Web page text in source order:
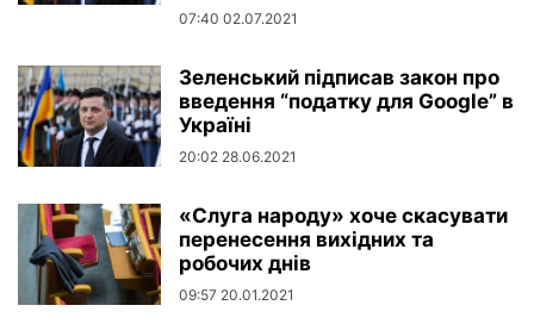
07:40 02.07.2021
Зеленський підписав закон про
введення “податку для Google” в
Україні
20:02 28.06.2021
«Слуга народу» хоче скасувати
перенесення вихідних та
робочих днів
09:57 20.01.2021